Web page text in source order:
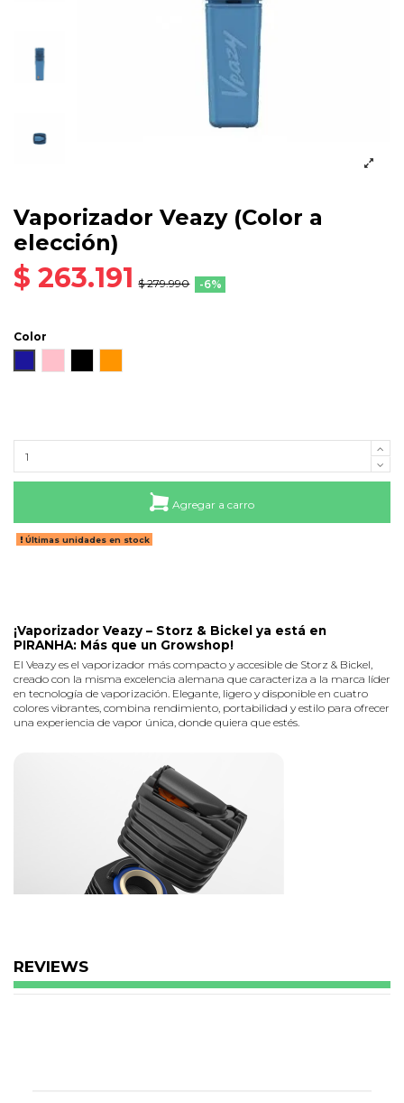
Vaporizador Veazy (Color a
elección)
$ 263.191 $ 279.990 -6%
Color
Agregar a carro
Últimas unidades en stock
¡Vaporizador Veazy – Storz & Bickel ya está en
PIRANHA: Más que un Growshop!
El Veazy es el vaporizador más compacto y accesible de Storz & Bickel,
creado con la misma excelencia alemana que caracteriza a la marca líder
en tecnología de vaporización. Elegante, ligero y disponible en cuatro
colores vibrantes, combina rendimiento, portabilidad y estilo para ofrecer
una experiencia de vapor única, donde quiera que estés.
REVIEWS